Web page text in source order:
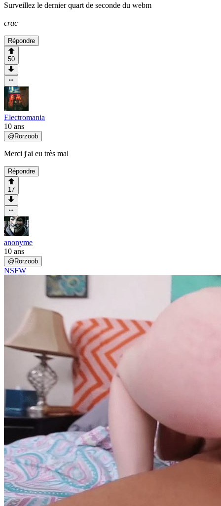
Surveillez le dernier quart de seconde du webm
crac
Répondre
50
Electromania
10 ans
@Rorzoob
Merci j'ai eu très mal
Répondre
17
anonyme
10 ans
@ Rorzoob
NSFW